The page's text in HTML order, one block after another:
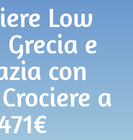
Low
e
con
a